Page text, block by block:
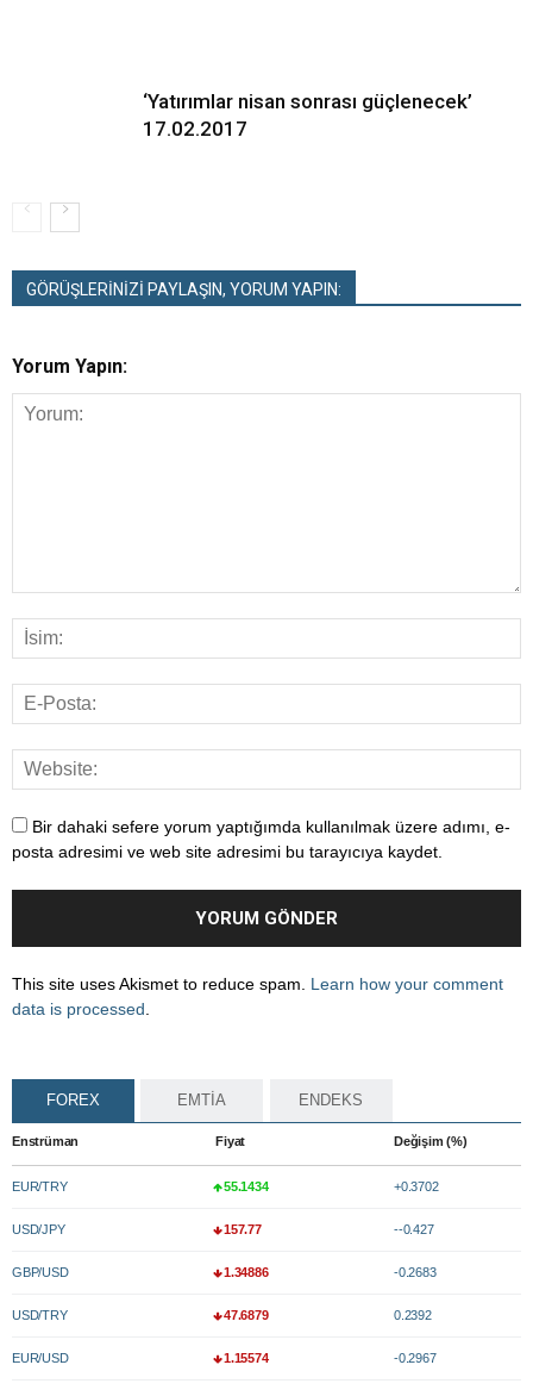
‘Yatırımlar nisan sonrası güçlenecek’
17.02.2017
GÖRÜŞLERİNİZİ PAYLAŞIN, YORUM YAPIN:
Yorum Yapın:
Bir dahaki sefere yorum yaptığımda kullanılmak üzere adımı, e-
posta adresimi ve web site adresimi bu tarayıcıya kaydet.
This site uses Akismet to reduce spam. Learn how your comment
data is processed
FOREX EMTİA ENDEKS
Enstrüman Fiyat Değişim (%)
EUR/TRY 55.1434 +0.3702
USD/JPY 157.77 --0.427
GBP/USD 1.34886 -0.2683
USD/TRY 47.6879 0.2392
EUR/USD 1.15574 -0.2967